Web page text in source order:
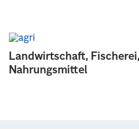
Landwirtschaft,
Nahrungsmittel